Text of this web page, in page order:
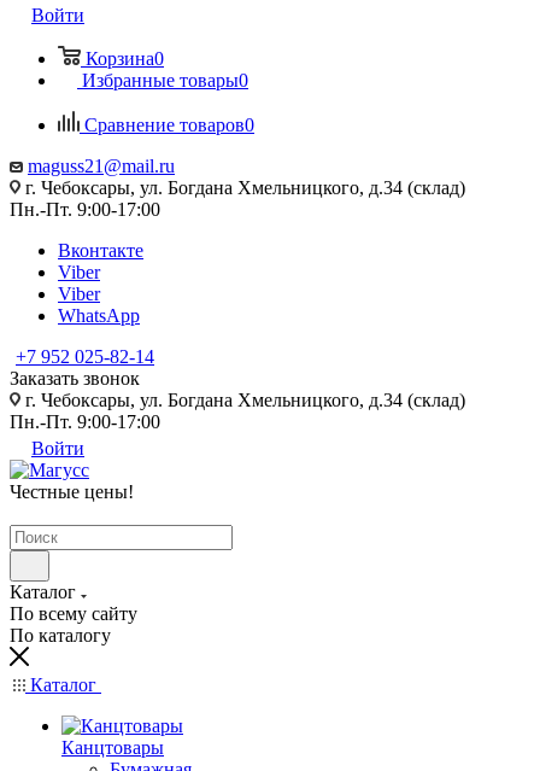
Войти
Корзина0
Избранные товары0
Сравнение товаров0
maguss21@mail.ru
г. Чебоксары, ул. Богдана Хмельницкого, д.34 (склад)
Пн.-Пт. 9:00-17:00
Вконтакте
Viber
Viber
WhatsApp
+7 952 025-82-14
Заказать звонок
г. Чебоксары, ул. Богдана Хмельницкого, д.34 (склад)
Пн.-Пт. 9:00-17:00
Войти
Честные цены!
Каталог
По всему сайту
По каталогу
Каталог
Канцтовары